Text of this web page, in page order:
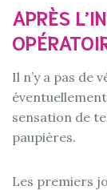
APRÈS
Il n’y a pas de
sensation de
paupières.
Les premiers